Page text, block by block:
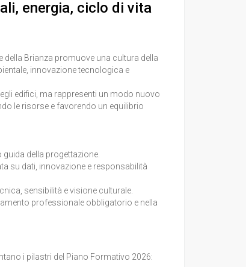
energia, ciclo di vita
della Brianza promuove una cultura della
innovazione tecnologica e
edifici, ma rappresenti un modo nuovo
le risorse e favorendo un equilibrio
della progettazione.
su dati, innovazione e responsabilità
sensibilità e visione culturale.
professionale obbligatorio e nella
i pilastri del Piano Formativo 2026: